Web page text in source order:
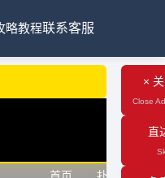
略教程联系客服
×
Close
直